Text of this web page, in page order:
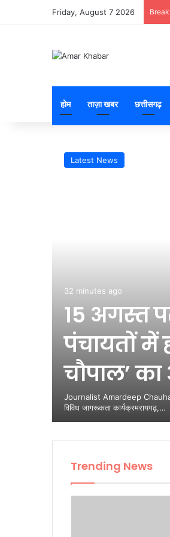
Friday, August 7 2026
होम ताज़ा खबर छत्तीसगढ़
Latest News
32 minutes ago
15 अगस्त
पंचायतों में
चौपाल’
Journalist Amardeep
विविध जागरूकता कार्यक्रमरायगढ़,…
Trending News